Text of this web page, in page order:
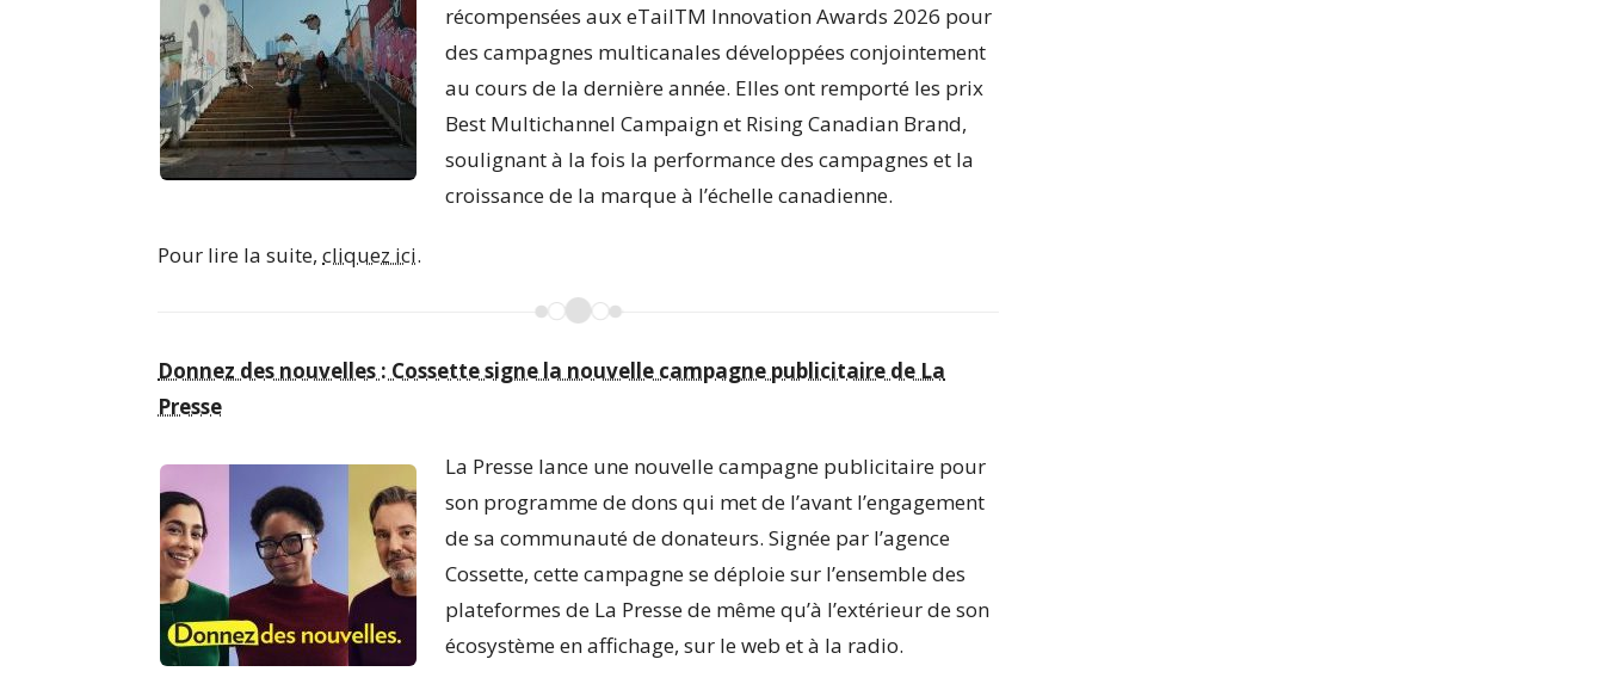
récompensées aux eTailTM Innovation Awards 2026 pour
des campagnes multicanales développées conjointement
au cours de la dernière année. Elles ont remporté les prix
Best Multichannel Campaign et Rising Canadian Brand,
soulignant à la fois la performance des campagnes et la
croissance de la marque à l’échelle canadienne.
Pour lire la suite, cliquez ici.
Donnez des nouvelles : Cossette signe la nouvelle campagne publicitaire de La
Presse
La Presse lance une nouvelle campagne publicitaire pour
son programme de dons qui met de l’avant l’engagement
de sa communauté de donateurs. Signée par l’agence
Cossette, cette campagne se déploie sur l’ensemble des
plateformes de La Presse de même qu’à l’extérieur de son
écosystème en affichage, sur le web et à la radio.